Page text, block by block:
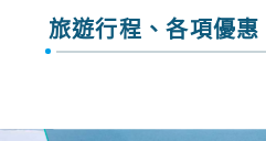
旅遊行程、各項優